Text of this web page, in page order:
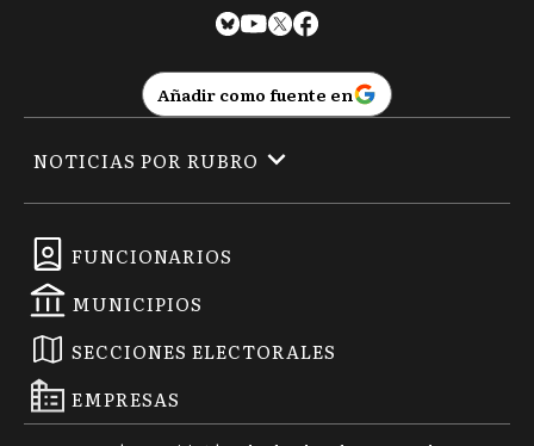
Añadir como fuente en
FUNCIONARIOS
MUNICIPIOS
SECCIONES ELECTORALES
EMPRESAS
NOTICIAS POR RUBRO